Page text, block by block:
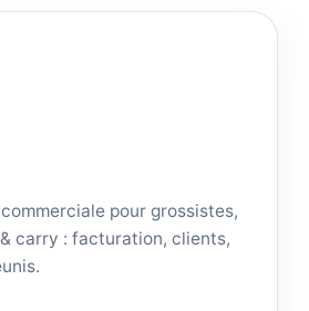
pour grossistes,
carry : facturation, clients,